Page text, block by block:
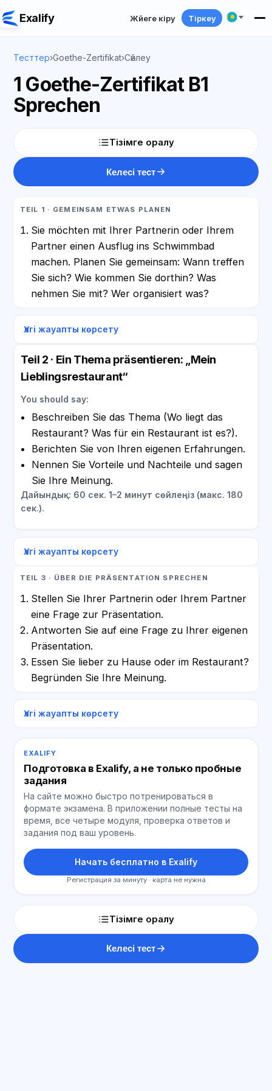
Exalify Жүйеге кіру Тіркеу
Тесттер›Goethe-Zertifikat›Сөйлеу
1 Goethe-Zertifikat B1
Sprechen
Тізімге оралу
Келесі тест
TEIL 1 · GEMEINSAM ETWAS PLANEN
Sie möchten mit Ihrer Partnerin oder Ihrem
Partner einen Ausflug ins Schwimmbad
machen. Planen Sie gemeinsam: Wann treffen
Sie sich? Wie kommen Sie dorthin? Was
nehmen Sie mit? Wer organisiert was?
Үлгі жауапты көрсету
Teil 2 · Ein Thema präsentieren: „Mein
Lieblingsrestaurant“
You should say:
Beschreiben Sie das Thema (Wo liegt das
Restaurant? Was für ein Restaurant ist es?).
Berichten Sie von Ihren eigenen Erfahrungen.
Nennen Sie Vorteile und Nachteile und sagen
Sie Ihre Meinung.
Дайындық: 60 сек. 1–2 минут сөйлеңіз (макс. 180
сек.).
Үлгі жауапты көрсету
TEIL 3 · ÜBER DIE PRÄSENTATION SPRECHEN
Stellen Sie Ihrer Partnerin oder Ihrem Partner
eine Frage zur Präsentation.
Antworten Sie auf eine Frage zu Ihrer eigenen
Präsentation.
Essen Sie lieber zu Hause oder im Restaurant?
Begründen Sie Ihre Meinung.
Үлгі жауапты көрсету
EXALIFY
Подготовка в Exalify, а не только пробные
задания
На сайте можно быстро потренироваться в
формате экзамена. В приложении полные тесты на
время, все четыре модуля, проверка ответов и
задания под ваш уровень.
Начать бесплатно в Exalify
Регистрация за минуту · карта не нужна
Тізімге оралу
Келесі тест